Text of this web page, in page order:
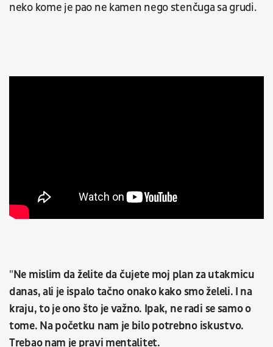
neko kome je pao ne kamen nego stenčuga sa grudi.
"Ne mislim da želite da čujete moj plan za utakmicu
danas, ali je ispalo tačno onako kako smo želeli. I na
kraju, to je ono što je važno. Ipak, ne radi se samo o
tome. Na početku nam je bilo potrebno iskustvo.
Trebao nam je pravi mentalitet.